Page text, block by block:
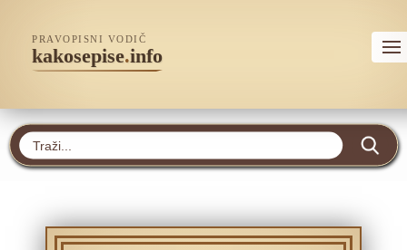
PRAVOPISNI VODIČ
kakosepise.info